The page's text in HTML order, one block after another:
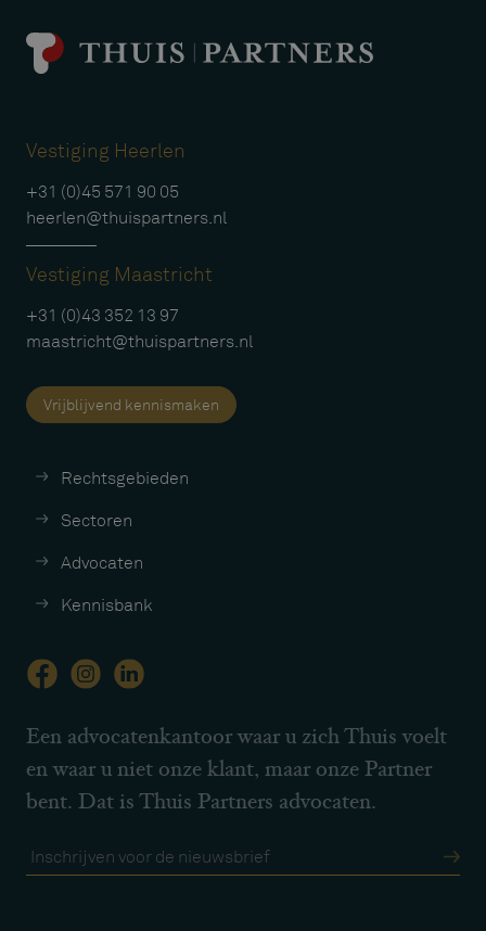
Vestiging Heerlen
+31 (0)45 571 90 05
heerlen@thuispartners.nl
Vestiging Maastricht
+31 (0)43 352 13 97
maastricht@thuispartners.nl
Vrijblijvend kennismaken
Rechtsgebieden
Sectoren
Advocaten
Kennisbank
Een advocatenkantoor waar u zich Thuis voelt
en waar u niet onze klant, maar onze Partner
bent. Dat is Thuis Partners advocaten.